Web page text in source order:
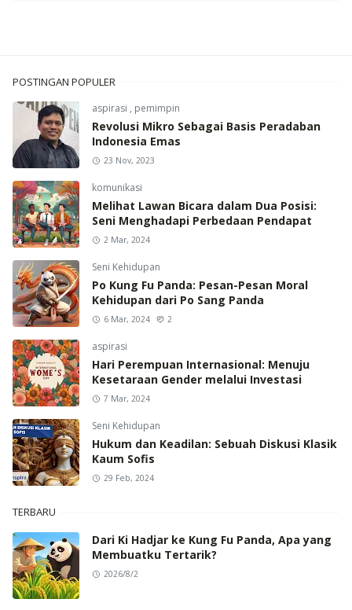
POSTINGAN POPULER
aspirasi , pemimpin
Revolusi Mikro Sebagai Basis Peradaban
Indonesia Emas
23 Nov, 2023
komunikasi
Melihat Lawan Bicara dalam Dua Posisi:
Seni Menghadapi Perbedaan Pendapat
2 Mar, 2024
Seni Kehidupan
Po Kung Fu Panda: Pesan-Pesan Moral
Kehidupan dari Po Sang Panda
6 Mar, 2024 2
aspirasi
Hari Perempuan Internasional: Menuju
Kesetaraan Gender melalui Investasi
7 Mar, 2024
Seni Kehidupan
Hukum dan Keadilan: Sebuah Diskusi Klasik
Kaum Sofis
29 Feb, 2024
TERBARU
Dari Ki Hadjar ke Kung Fu Panda, Apa yang
Membuatku Tertarik?
2026/8/2